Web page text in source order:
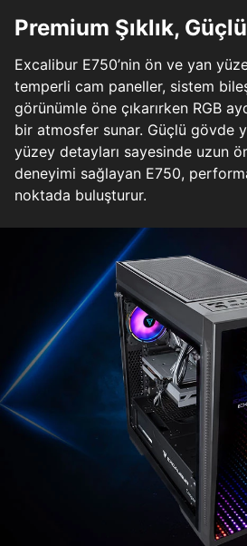
Premium Şıklık,
Excalibur E750’nin ön ve yan
temperli cam paneller, sistem
görünümle öne çıkarırken RGB
bir atmosfer sunar. Güçlü gövde
yüzey detayları sayesinde uzun
deneyimi sağlayan E750,
noktada buluşturur.